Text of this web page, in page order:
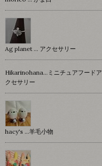
Ag planet … アクセサリー
Hikarinohana…ミニチュアフードア
クセサリー
hacy's …羊毛小物